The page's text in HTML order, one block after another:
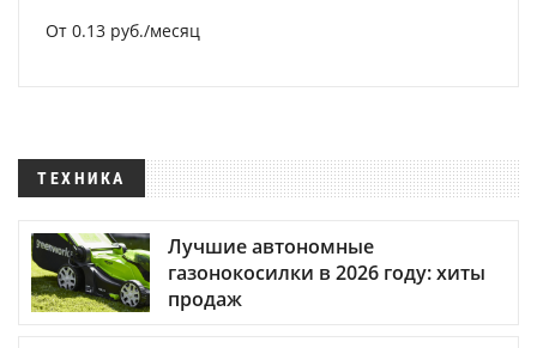
От 0.13 руб./месяц
ТЕХНИКА
Лучшие автономные
газонокосилки в 2026 году: хиты
продаж